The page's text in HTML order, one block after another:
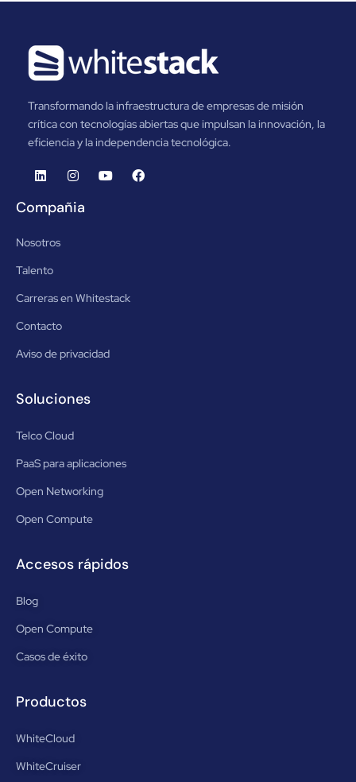
Transformando la infraestructura de empresas de misión
crítica con tecnologías abiertas que impulsan la innovación, la
eficiencia y la independencia tecnológica.
Compañia
Nosotros
Talento
Carreras en Whitestack
Contacto
Aviso de privacidad
Soluciones
Telco Cloud
PaaS para aplicaciones
Open Networking
Open Compute
Accesos rápidos
Blog
Open Compute
Casos de éxito
Productos
WhiteCloud
WhiteCruiser